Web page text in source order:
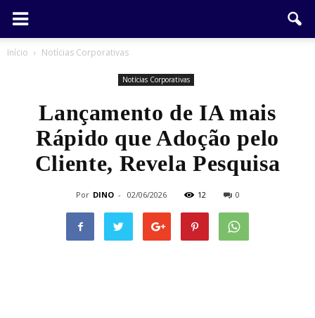
Início Notícias Corporativas
Notícias Corporativas
Lançamento de IA mais
Rápido que Adoção pelo
Cliente, Revela Pesquisa
Por DINO - 02/06/2026 12 0